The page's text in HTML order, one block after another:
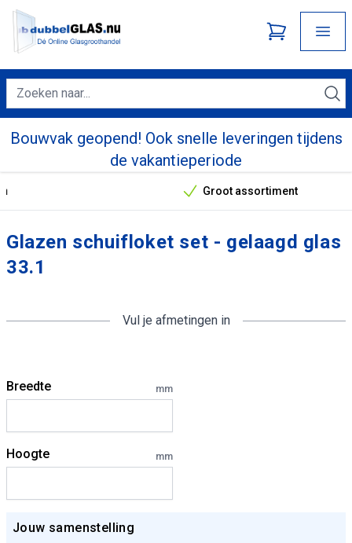
Bouwvak geopend! Ook snelle leveringen tijdens
de vakantieperiode
Onze unieke verkoopargumenten
Groot assortiment
Glazen schuifloket set - gelaagd glas
33.1
Vul je afmetingen in
Breedte mm
Hoogte mm
Jouw samenstelling